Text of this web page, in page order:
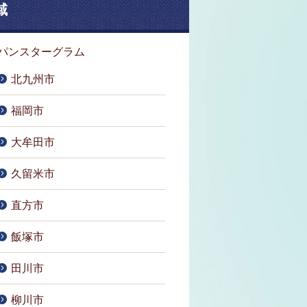
ンスターグラム
北九州市
福岡市
大牟田市
久留米市
直方市
飯塚市
田川市
柳川市